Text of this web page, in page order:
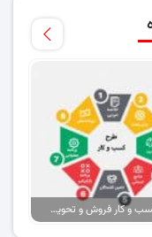
طرح کسب و کار فروش و تحویل پیتزا در ایران